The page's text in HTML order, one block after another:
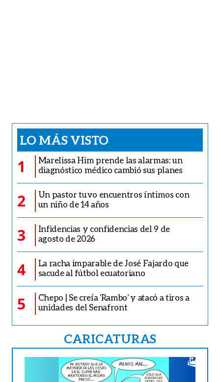
LO MÁS VISTO
1
Marelissa Him prende las alarmas: un
diagnóstico médico cambió sus planes
2
Un pastor tuvo encuentros íntimos con
un niño de 14 años
3
Infidencias y confidencias del 9 de
agosto de 2026
4
La racha imparable de José Fajardo que
sacude al fútbol ecuatoriano
5
Chepo | Se creía ‘Rambo’ y atacó a tiros a
unidades del Senafront
CARICATURAS